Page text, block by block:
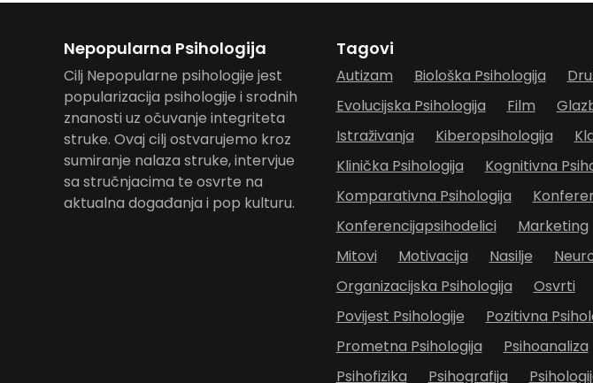
Nepopularna Psihologija
Cilj Nepopularne psihologije jest
popularizacija psihologije i srodnih
znanosti uz očuvanje integriteta
struke. Ovaj cilj ostvarujemo kroz
sumiranje nalaza struke, intervjue
sa stručnjacima te osvrte na
aktualna događanja i pop kulturu.
Tagovi
Autizam Biološka Psihologija
Evolucijska Psihologija
Film
Istraživanja
Kiberopsihologija
Klinička Psihologija
Kognitivna
Komparativna Psihologija
Konferencijapsihodelici
Marketing
Mitovi
Motivacija Nasilje
Organizacijska Psihologija
Osvrti
Povijest Psihologije
Pozitivna
Prometna Psihologija
Psihoanaliza
Psihofizika
Psihografija